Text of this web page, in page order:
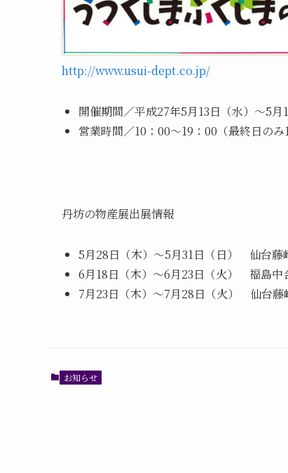
http://www.usui-dept.co.jp/
開催期間／平成27年5月13日（水）～5月
営業時間／10：00～19：00（最終日のみ
丹坊の物産展出展情報
5月28日（木）～5月31日（日） 仙台藤
6月18日（木）～6月23日（火） 福島中
7月23日（木）～7月28日（火） 仙台藤
お知らせ